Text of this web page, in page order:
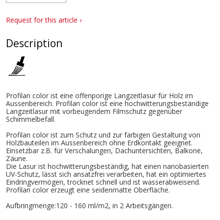
Request for this article ›
Description
Profilan color ist eine offenporige Langzeitlasur für Holz im
Aussenbereich. Profilan color ist eine hochwitterungsbeständige
Langzeitlasur mit vorbeugendem Filmschutz gegenüber
Schimmelbefall.
Profilan color ist zum Schutz und zur farbigen Gestaltung von
Holzbauteilen im Aussenbereich ohne Erdkontakt geeignet.
Einsetzbar z.B. für Verschalungen, Dachuntersichten, Balkone,
Zäune.
Die Lasur ist hochwitterungsbeständig, hat einen nanobasierten
UV-Schutz, lässt sich ansatzfrei verarbeiten, hat ein optimiertes
Eindringvermögen, trocknet schnell und ist wasserabweisend.
Profilan color erzeugt eine seidenmatte Oberfläche.
Aufbringmenge:120 - 160 ml/m2, in 2 Arbeitsgängen.